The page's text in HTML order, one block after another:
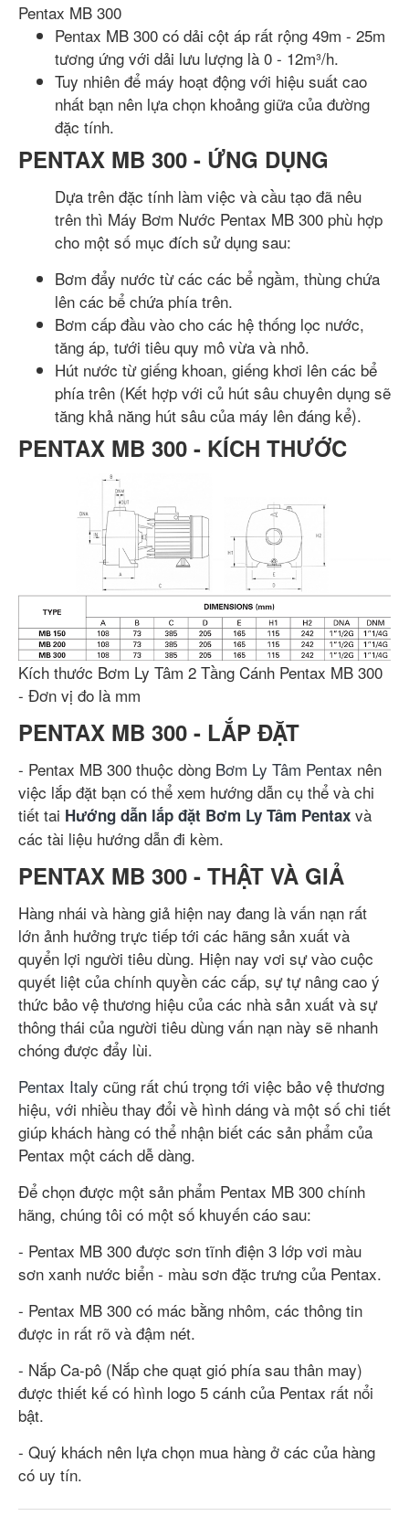
Pentax MB 300
Pentax MB 300 có dải cột áp rất rộng 49m - 25m
tương ứng với dải lưu lượng là 0 - 12m³/h.
Tuy nhiên để máy hoạt động với hiệu suất cao
nhất bạn nên lựa chọn khoảng giữa của đường
đặc tính.
PENTAX MB 300 - ỨNG DỤNG
Dựa trên đặc tính làm việc và cầu tạo đã nêu
trên thì Máy Bơm Nước Pentax MB 300 phù hợp
cho một số mục đích sử dụng sau:
Bơm đẩy nước từ các các bể ngầm, thùng chứa
lên các bể chứa phía trên.
Bơm cấp đầu vào cho các hệ thống lọc nước,
tăng áp, tưới tiêu quy mô vừa và nhỏ.
Hút nước từ giếng khoan, giếng khơi lên các bể
phía trên (Kết hợp với củ hút sâu chuyên dụng sẽ
tăng khả năng hút sâu của máy lên đáng kể).
PENTAX MB 300 - KÍCH THƯỚC
Kích thước Bơm Ly Tâm 2 Tầng Cánh Pentax MB 300
- Đơn vị đo là mm
PENTAX MB 300 - LẮP ĐẶT
- Pentax MB 300 thuộc dòng Bơm Ly Tâm Pentax nên
việc lắp đặt bạn có thể xem hướng dẫn cụ thể và chi
tiết tai Hướng dẫn lắp đặt Bơm Ly Tâm Pentax và
các tài liệu hướng dẫn đi kèm.
PENTAX MB 300 - THẬT VÀ GIẢ
Hàng nhái và hàng giả hiện nay đang là vấn nạn rất
lớn ảnh hưởng trực tiếp tới các hãng sản xuất và
quyển lợi người tiêu dùng. Hiện nay vơi sự vào cuộc
quyết liệt của chính quyền các cấp, sự tự nâng cao ý
thức bảo vệ thương hiệu của các nhà sản xuất và sự
thông thái của người tiêu dùng vấn nạn này sẽ nhanh
chóng được đẩy lùi.
Pentax Italy cũng rất chú trọng tới việc bảo vệ thương
hiệu, với nhiều thay đổi về hình dáng và một số chi tiết
giúp khách hàng có thể nhận biết các sản phẩm của
Pentax một cách dễ dàng.
Để chọn được một sản phẩm Pentax MB 300 chính
hãng, chúng tôi có một số khuyến cáo sau:
- Pentax MB 300 được sơn tĩnh điện 3 lớp vơi màu
sơn xanh nước biển - màu sơn đặc trưng của Pentax.
- Pentax MB 300 có mác bằng nhôm, các thông tin
được in rất rõ và đậm nét.
- Nắp Ca-pô (Nắp che quạt gió phía sau thân may)
được thiết kế có hình logo 5 cánh của Pentax rất nổi
bật.
- Quý khách nên lựa chọn mua hàng ở các của hàng
có uy tín.